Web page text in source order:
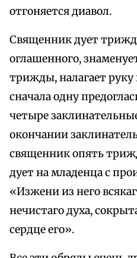
отгоняется диавол.
Священник дует
оглашенного,
трижды, налагает руку
сначала одну
четыре
окончании
священник опять
дует на младенца с
«Изжени из него
нечистаго духа,
сердце его».